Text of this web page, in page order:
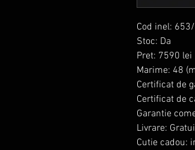
Cod inel:
Stoc: Da
Pret: 7590 lei
Marime: 48
Certificat de
Certificat de
Garantie
Livrare:
Cutie cadou: